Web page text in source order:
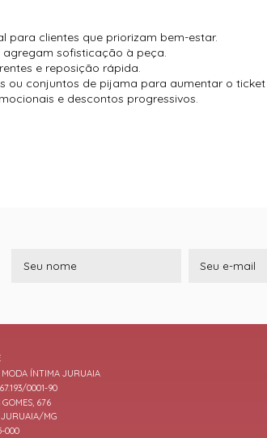
para clientes que priorizam bem-estar.
agregam sofisticação à peça.
e reposição rápida.
ou conjuntos de pijama para aumentar o
e descontos progressivos.
MODA ÍNTIMA JURUAIA
0001-90
676
JURUAIA/MG
000